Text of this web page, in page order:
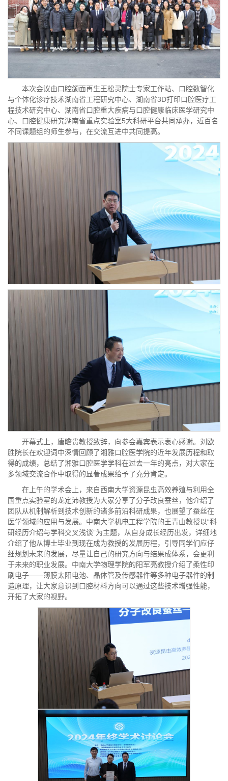
本次会议由口腔颌面再生王松灵院士专家工作站、口腔数智化
与个体化诊疗技术湖南省工程研究中心、湖南省3D打印口腔医疗工
程技术研究中心、湖南省口腔重大疾病与口腔健康临床医学研究中
心、口腔健康研究湖南省重点实验室5大科研平台共同承办，近百名
不同课题组的师生参与，在交流互进中共同提高。
开幕式上，唐瞻贵教授致辞，向参会嘉宾表示衷心感谢。刘欧
胜院长在欢迎词中深情回顾了湘雅口腔医学院的近年发展历程和取
得的成绩，总结了湘雅口腔医学学科在过去一年的亮点，对大家在
多领域交流合作中取得的显著成果给予了充分肯定。
在上午的学术会上，来自西南大学资源昆虫高效养殖与利用全
国重点实验室的龙定沛教授为大家分享了分子改良蚕丝，他介绍了
团队从机制解析到技术创新的诸多前沿科研成果，也展望了蚕丝在
医学领域的应用与发展。中南大学机电工程学院的王青山教授以“科
研经历介绍与学科交叉浅谈”为主题，从自身成长经历出发，详细地
介绍了他从博士毕业到现在成为教授的发展历程，引导同学们应仔
细规划未来的发展，尽量让自己的研究方向与结果成体系，会更利
于未来的职业发展。中南大学物理学院的阳军亮教授介绍了柔性印
刷电子——薄膜太阳电池、晶体管及传感器件等多种电子器件的制
造原理，让大家意识到口腔材料方向可以通过这些技术增强性能，
开拓了大家的视野。